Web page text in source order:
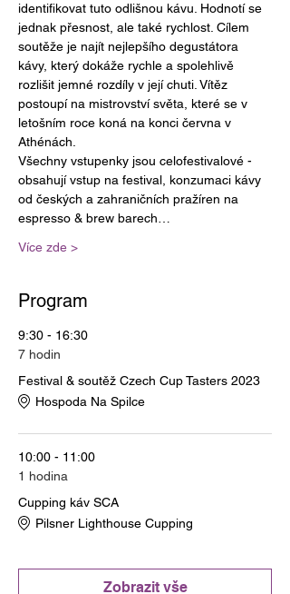
identifikovat tuto odlišnou kávu. Hodnotí se
jednak přesnost, ale také rychlost. Cílem
soutěže je najít nejlepšího degustátora
kávy, který dokáže rychle a spolehlivě
rozlišit jemné rozdíly v její chuti. Vítěz
postoupí na mistrovství světa, které se v
letošním roce koná na konci června v
Athénách.
Všechny vstupenky jsou celofestivalové -
obsahují vstup na festival, konzumaci kávy
od českých a zahraničních pražíren na
espresso & brew barech…
Více zde >
Program
9:30 - 16:30
7 hodin
Festival & soutěž Czech Cup Tasters 2023
Hospoda Na Spilce
10:00 - 11:00
1 hodina
Cupping káv SCA
Pilsner Lighthouse Cupping
Zobrazit vše